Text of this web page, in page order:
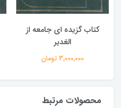
کتاب گزیده ای جامعه از
الغدیر
3,000,000 تومان
محصولات مرتبط